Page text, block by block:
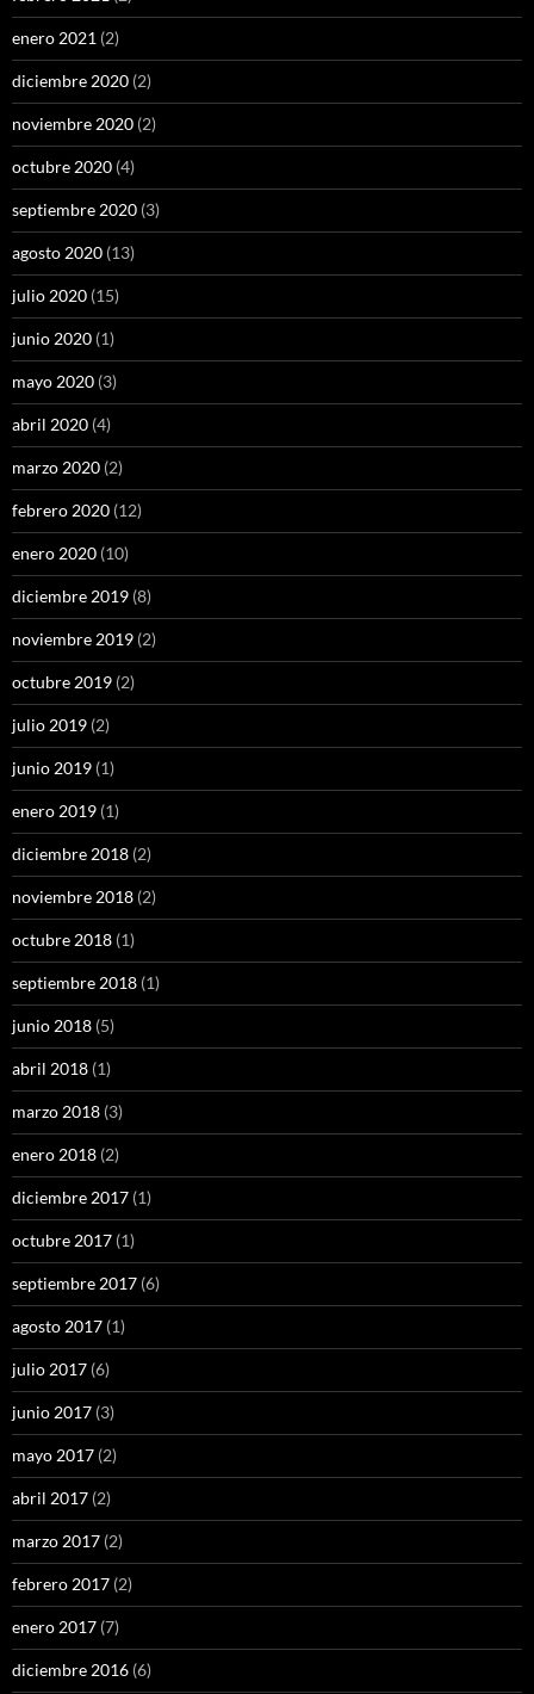
enero 2021 (2)
diciembre 2020 (2)
noviembre 2020 (2)
octubre 2020 (4)
septiembre 2020 (3)
agosto 2020 (13)
julio 2020 (15)
junio 2020 (1)
mayo 2020 (3)
abril 2020 (4)
marzo 2020 (2)
febrero 2020 (12)
enero 2020 (10)
diciembre 2019 (8)
noviembre 2019 (2)
octubre 2019 (2)
julio 2019 (2)
junio 2019 (1)
enero 2019 (1)
diciembre 2018 (2)
noviembre 2018 (2)
octubre 2018 (1)
septiembre 2018 (1)
junio 2018 (5)
abril 2018 (1)
marzo 2018 (3)
enero 2018 (2)
diciembre 2017 (1)
octubre 2017 (1)
septiembre 2017 (6)
agosto 2017 (1)
julio 2017 (6)
junio 2017 (3)
mayo 2017 (2)
abril 2017 (2)
marzo 2017 (2)
febrero 2017 (2)
enero 2017 (7)
diciembre 2016 (6)